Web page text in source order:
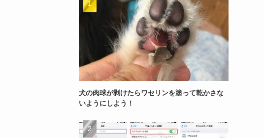
犬の肉球が剥けたらワセリンを塗って乾かさな
いようにしよう！